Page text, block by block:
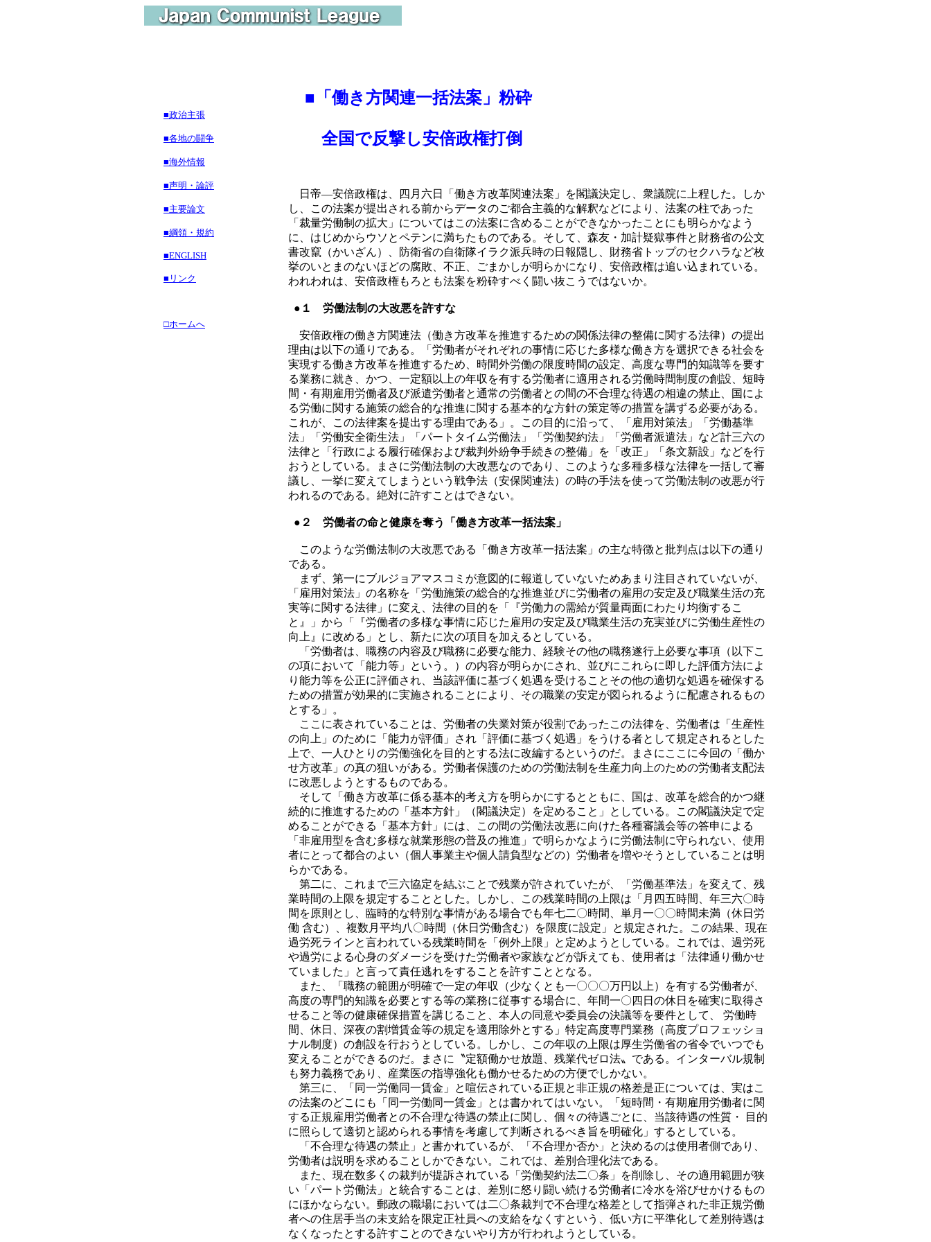
■政治主張
■各地の闘争
■海外情報
■声明・論評
■主要論文
■綱領・規約
■ENGLISH
■リンク
□ホームへ
■「働き方関連一括法案」粉砕
全国で反撃し安倍政権打倒
日帝―安倍政権は、四月六日「働き方改革関連法案」を閣議決定し、衆議院に上程した。しか
し、この法案が提出される前からデータのご都合主義的な解釈などにより、法案の柱であった
「裁量労働制の拡大」についてはこの法案に含めることができなかったことにも明らかなよう
に、はじめからウソとペテンに満ちたものである。そして、森友・加計疑獄事件と財務省の公文
書改竄（かいざん）、防衛省の自衛隊イラク派兵時の日報隠し、財務省トップのセクハラなど枚
挙のいとまのないほどの腐敗、不正、ごまかしが明らかになり、安倍政権は追い込まれている。
われわれは、安倍政権もろとも法案を粉砕すべく闘い抜こうではないか。
●１ 労働法制の大改悪を許すな
安倍政権の働き方関連法（働き方改革を推進するための関係法律の整備に関する法律）の提出
理由は以下の通りである。「労働者がそれぞれの事情に応じた多様な働き方を選択できる社会を
実現する働き方改革を推進するため、時間外労働の限度時間の設定、高度な専門的知識等を要す
る業務に就き、かつ、一定額以上の年収を有する労働者に適用される労働時間制度の創設、短時
間・有期雇用労働者及び派遣労働者と通常の労働者との間の不合理な待遇の相違の禁止、国によ
る労働に関する施策の総合的な推進に関する基本的な方針の策定等の措置を講ずる必要がある。
これが、この法律案を提出する理由である」。この目的に沿って、「雇用対策法」「労働基準
法」「労働安全衛生法」「パートタイム労働法」「労働契約法」「労働者派遣法」など計三六の
法律と「行政による履行確保および裁判外紛争手続きの整備」を「改正」「条文新設」などを行
おうとしている。まさに労働法制の大改悪なのであり、このような多種多様な法律を一括して審
議し、一挙に変えてしまうという戦争法（安保関連法）の時の手法を使って労働法制の改悪が行
われるのである。絶対に許すことはできない。
●２ 労働者の命と健康を奪う「働き方改革一括法案」
このような労働法制の大改悪である「働き方改革一括法案」の主な特徴と批判点は以下の通り
である。
まず、第一にブルジョアマスコミが意図的に報道していないためあまり注目されていないが、
「雇用対策法」の名称を「労働施策の総合的な推進並びに労働者の雇用の安定及び職業生活の充
実等に関する法律」に変え、法律の目的を「『労働力の需給が質量両面にわたり均衡するこ
と』」から「『労働者の多様な事情に応じた雇用の安定及び職業生活の充実並びに労働生産性の
向上』に改める」とし、新たに次の項目を加えるとしている。
「労働者は、職務の内容及び職務に必要な能力、経験その他の職務遂行上必要な事項（以下こ
の項において「能力等」という。）の内容が明らかにされ、並びにこれらに即した評価方法によ
り能力等を公正に評価され、当該評価に基づく処遇を受けることその他の適切な処遇を確保する
ための措置が効果的に実施されることにより、その職業の安定が図られるように配慮されるもの
とする」。
ここに表されていることは、労働者の失業対策が役割であったこの法律を、労働者は「生産性
の向上」のために「能力が評価」され「評価に基づく処遇」をうける者として規定されるとした
上で、一人ひとりの労働強化を目的とする法に改編するというのだ。まさにここに今回の「働か
せ方改革」の真の狙いがある。労働者保護のための労働法制を生産力向上のための労働者支配法
に改悪しようとするものである。
そして「働き方改革に係る基本的考え方を明らかにするとともに、国は、改革を総合的かつ継
続的に推進するための「基本方針」（閣議決定）を定めること」としている。この閣議決定で定
めることができる「基本方針」には、この間の労働法改悪に向けた各種審議会等の答申による
「非雇用型を含む多様な就業形態の普及の推進」で明らかなように労働法制に守られない、使用
者にとって都合のよい（個人事業主や個人請負型などの）労働者を増やそうとしていることは明
らかである。
第二に、これまで三六協定を結ぶことで残業が許されていたが、「労働基準法」を変えて、残
業時間の上限を規定することとした。しかし、この残業時間の上限は「月四五時間、年三六〇時
間を原則とし、臨時的な特別な事情がある場合でも年七二〇時間、単月一〇〇時間未満（休日労
働 含む）、複数月平均八〇時間（休日労働含む）を限度に設定」と規定された。この結果、現在
過労死ラインと言われている残業時間を「例外上限」と定めようとしている。これでは、過労死
や過労による心身のダメージを受けた労働者や家族などが訴えても、使用者は「法律通り働かせ
ていました」と言って責任逃れをすることを許すこととなる。
また、「職務の範囲が明確で一定の年収（少なくとも一〇〇〇万円以上）を有する労働者が、
高度の専門的知識を必要とする等の業務に従事する場合に、年間一〇四日の休日を確実に取得さ
せること等の健康確保措置を講じること、本人の同意や委員会の決議等を要件として、 労働時
間、休日、深夜の割増賃金等の規定を適用除外とする」特定高度専門業務（高度プロフェッショ
ナル制度）の創設を行おうとしている。しかし、この年収の上限は厚生労働省の省令でいつでも
変えることができるのだ。まさに〝定額働かせ放題、残業代ゼロ法〟である。インターバル規制
も努力義務であり、産業医の指導強化も働かせるための方便でしかない。
第三に、「同一労働同一賃金」と喧伝されている正規と非正規の格差是正については、実はこ
の法案のどこにも「同一労働同一賃金」とは書かれてはいない。「短時間・有期雇用労働者に関
する正規雇用労働者との不合理な待遇の禁止に関し、個々の待遇ごとに、当該待遇の性質・ 目的
に照らして適切と認められる事情を考慮して判断されるべき旨を明確化」するとしている。
「不合理な待遇の禁止」と書かれているが、「不合理か否か」と決めるのは使用者側であり、
労働者は説明を求めることしかできない。これでは、差別合理化法である。
また、現在数多くの裁判が提訴されている「労働契約法二〇条」を削除し、その適用範囲が狭
い「パート労働法」と統合することは、差別に怒り闘い続ける労働者に冷水を浴びせかけるもの
にほかならない。郵政の職場においては二〇条裁判で不合理な格差として指弾された非正規労働
者への住居手当の未支給を限定正社員への支給をなくすという、低い方に平準化して差別待遇は
なくなったとする許すことのできないやり方が行われようとしている。